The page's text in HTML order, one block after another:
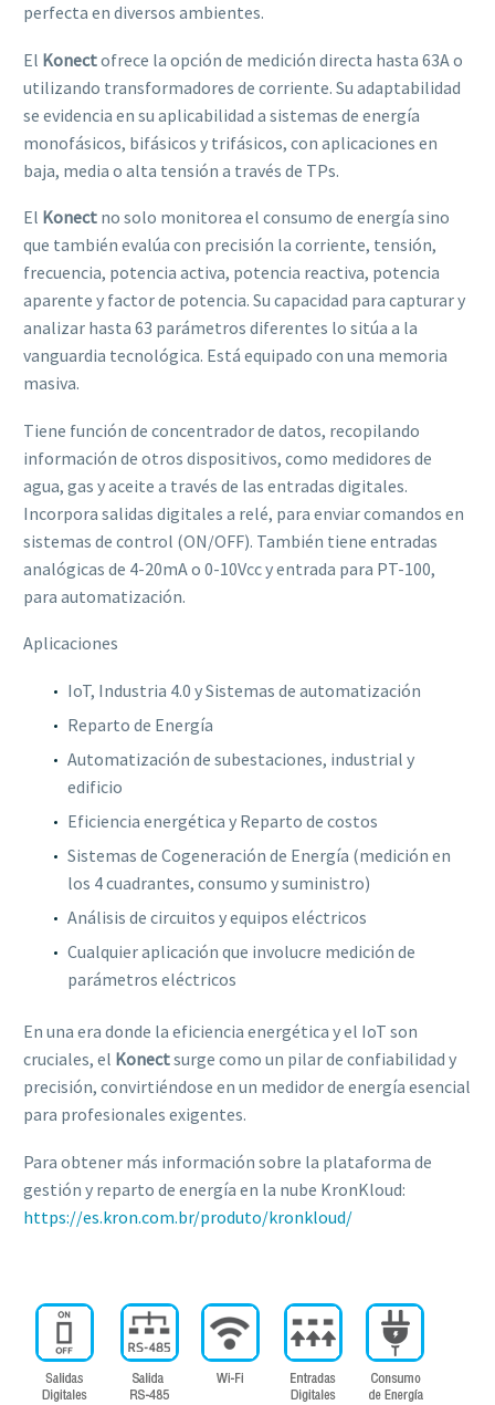
perfecta en diversos ambientes.
El Konectofrece la opción de medición directa hasta 63A o
utilizando transformadores de corriente. Su adaptabilidad
se evidencia en su aplicabilidad a sistemas de energía
monofásicos, bifásicos y trifásicos, con aplicaciones en
baja, media o alta tensión a través de TPs.
El Konect no solo monitorea el consumo de energía sino
que también evalúa con precisión la corriente, tensión,
frecuencia, potencia activa, potencia reactiva, potencia
aparente y factor de potencia. Su capacidad para capturar y
analizar hasta 63 parámetros diferentes lo sitúa a la
vanguardia tecnológica. Está equipado con una memoria
masiva.
Tiene función de concentrador de datos, recopilando
información de otros dispositivos, como medidores de
agua, gas y aceite a través de las entradas digitales.
Incorpora salidas digitales a relé, para enviar comandos en
sistemas de control (ON/OFF). También tiene entradas
analógicas de 4-20mA o 0-10Vcc y entrada para PT-100,
para automatización.
Aplicaciones
IoT, Industria 4.0 y Sistemas de automatización
Reparto de Energía
Automatización de subestaciones, industrial y
edificio
Eficiencia energética y Reparto de costos
Sistemas de Cogeneración de Energía (medición en
los 4 cuadrantes, consumo y suministro)
Análisis de circuitos y equipos eléctricos
Cualquier aplicación que involucre medición de
parámetros eléctricos
En una era donde la eficiencia energética y el IoT son
cruciales, el Konectsurge como un pilar de confiabilidad y
precisión, convirtiéndose en un medidor de energía esencial
para profesionales exigentes.
Para obtener más información sobre la plataforma de
gestión y reparto de energía en la nube KronKloud:
https://es.kron.com.br/produto/kronkloud/